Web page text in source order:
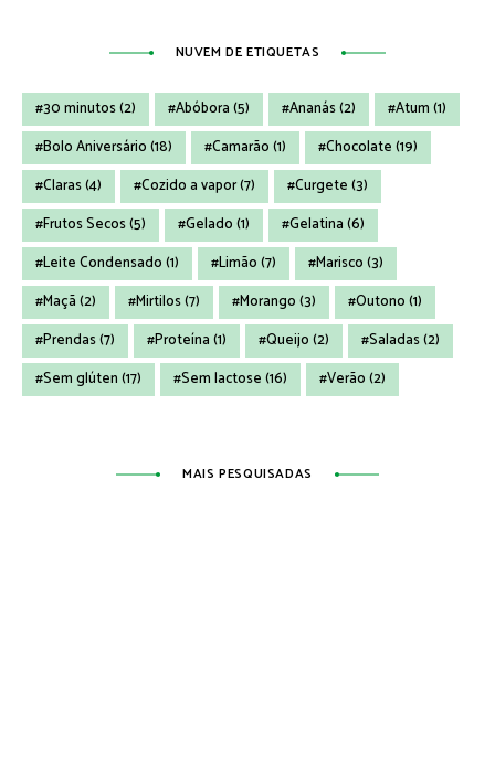
NUVEM DE ETIQUETAS
30 minutos(2) Abóbora(5) Ananás(2) Atum(1)
Bolo Aniversário(18) Camarão(1) Chocolate(19)
Claras(4) Cozido a vapor(7) Curgete(3)
Frutos Secos(5) Gelado(1) Gelatina(6)
Leite Condensado(1) Limão(7) Marisco(3)
Maçã(2) Mirtilos(7) Morango(3) Outono(1)
Prendas(7) Proteína(1) Queijo(2) Saladas(2)
Sem glúten(17) Sem lactose(16) Verão(2)
MAIS PESQUISADAS